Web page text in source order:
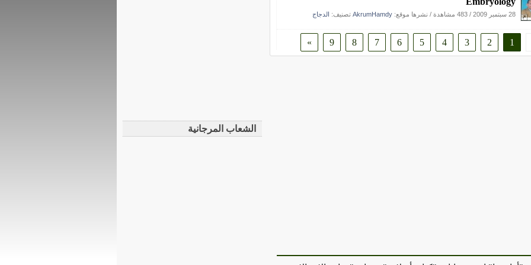
28 سبتمبر 2009 / 483 مشاهدة / نشرها موقع: AkrumHamdy تصنيف: الدجاج
1
2
3
4
5
6
7
8
9
»
الشعاب المرجانية